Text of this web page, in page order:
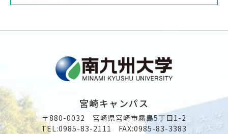
宮崎キャンパス
〒880-0032 宮崎県宮崎市霧島5丁目1-2
TEL:0985-83-2111 FAX:0985-83-3383